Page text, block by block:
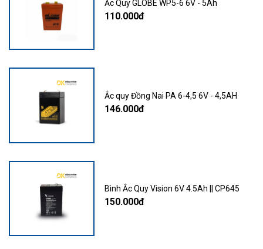
Ắc Quy GLOBE WP5-6 6V - 5Ah
110.000đ
Ắc quy Đồng Nai PA 6-4,5 6V - 4,5AH
146.000đ
Bình Ắc Quy Vision 6V 4.5Ah || CP645
150.000đ